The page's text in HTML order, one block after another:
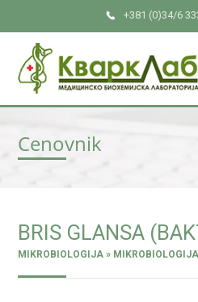
+381 (0)34/6
Cenovnik
BRIS GLANSA
MIKROBIOLOGIJA »